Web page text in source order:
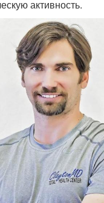
активность.